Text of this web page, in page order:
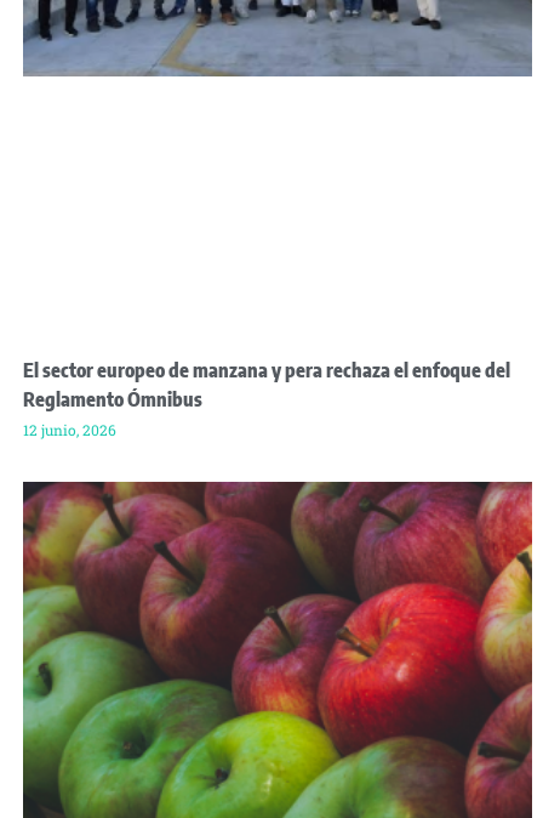
El sector europeo de manzana y pera rechaza el enfoque del
Reglamento Ómnibus
12 junio, 2026